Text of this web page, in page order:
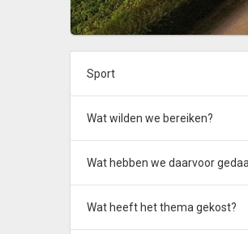
Sport
Wat wilden we bereiken?
Wat hebben we daarvoor
Wat heeft het thema gekost?